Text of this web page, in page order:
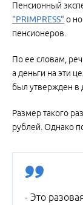
Пенсионный
"PRIMPRESS" о
пенсионеров.
По ее словам,
а деньги на эти
был утвержден в
Размер такого
рублей. Однако
- Это